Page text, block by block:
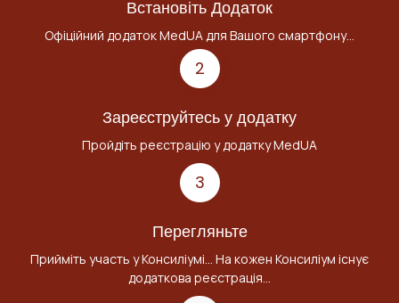
Встановіть Додаток
Офіційний додаток MedUA для Вашого смартфону...
2
Зареєструйтесь у додатку
Пройдіть реєстрацію у додатку MedUA
3
Перегляньте
Прийміть участь у Консиліумі... На кожен Консиліум існує
додаткова реєстрація...